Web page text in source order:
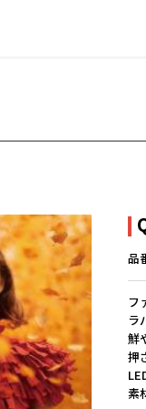
品
フ
ラ
鮮
押
素